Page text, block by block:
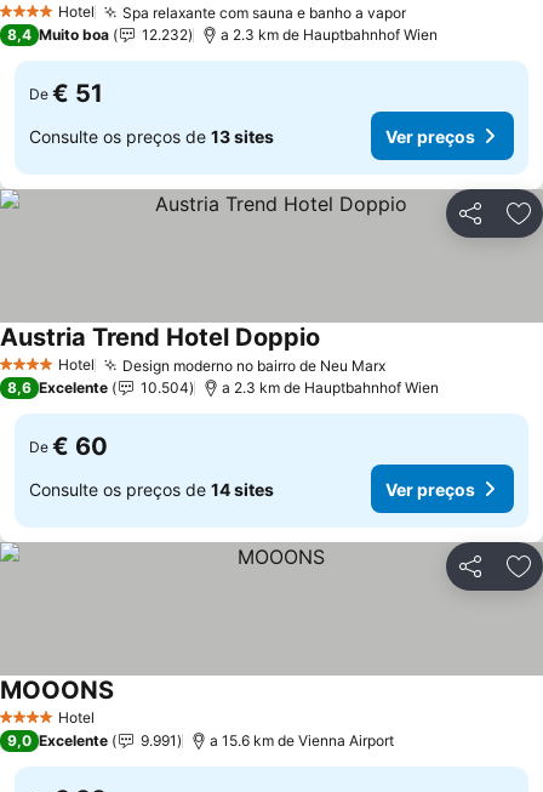
4 EstrelasHotel Spa relaxante com sauna e banho a vapor
8,4 Muito boa 12.232 a 2.3 km de Hauptbahnhof Wien
De € 51
Consulte os preços de 13 sites Ver preços
Partilhar
4 EstrelasHotel Design moderno no bairro de Neu Marx
Austria Trend Hotel Doppio
8,6 Excelente 10.504 a 2.3 km de Hauptbahnhof Wien
De € 60
Consulte os preços de 14 sites Ver preços
Partilhar
4 EstrelasHotel
MOOONS
9,0 Excelente 9.991 a 15.6 km de Vienna Airport